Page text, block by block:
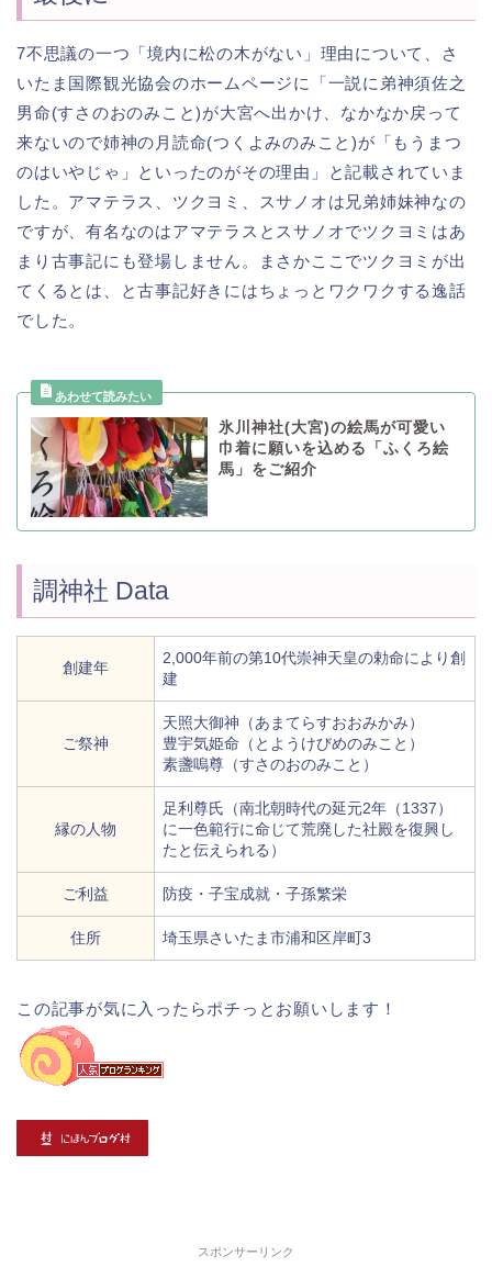
7不思議の一つ「境内に松の木がない」理由について、さ
いたま国際観光協会のホームページに「一説に弟神須佐之
男命(すさのおのみこと)が大宮へ出かけ、なかなか戻って
来ないので姉神の月読命(つくよみのみこと)が「もうまつ
のはいやじゃ」といったのがその理由」と記載されていま
した。アマテラス、ツクヨミ、スサノオは兄弟姉妹神なの
ですが、有名なのはアマテラスとスサノオでツクヨミはあ
まり古事記にも登場しません。まさかここでツクヨミが出
てくるとは、と古事記好きにはちょっとワクワクする逸話
でした。
氷川神社(大宮)の絵馬が可愛い
巾着に願いを込める「ふくろ絵
馬」をご紹介
調神社 Data
創建年
2,000年前の第10代崇神天皇の勅命により創
建
ご祭神
天照大御神（あまてらすおおみかみ）
豊宇気姫命（とようけびめのみこと）
素盞嗚尊（すさのおのみこと）
縁の人物
足利尊氏（南北朝時代の延元2年（1337）
に一色範行に命じて荒廃した社殿を復興し
たと伝えられる）
ご利益 防疫・子宝成就・子孫繁栄
住所 埼玉県さいたま市浦和区岸町3
この記事が気に入ったらポチっとお願いします！
スポンサーリンク